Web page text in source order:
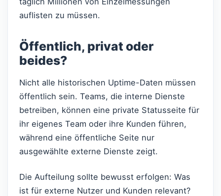
auflisten zu müssen.
Öffentlich, privat oder
beides?
Nicht alle historischen Uptime-Daten müssen
öffentlich sein. Teams, die interne Dienste
betreiben, können eine private Statusseite für
ihr eigenes Team oder ihre Kunden führen,
während eine öffentliche Seite nur
ausgewählte externe Dienste zeigt.
Die Aufteilung sollte bewusst erfolgen: Was
ist für externe Nutzer und Kunden relevant?